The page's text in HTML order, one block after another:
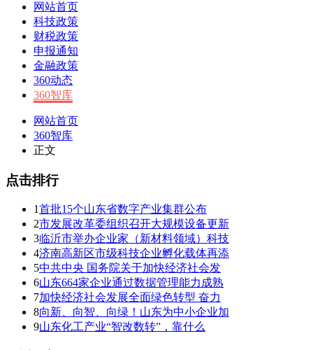
网站首页
科技政策
财税政策
申报通知
金融政策
360动态
360智库
网站首页
360智库
正文
点击排行
1首批15个山东省数字产业集群公布
2市发展改革委组织召开大规模设备更新
3临沂市举办企业家（新材料领域）科技
4济南高新区市级科技企业孵化载体再添
5中共中央 国务院关于加快经济社会发
6山东664家企业通过数据管理能力成熟
7加快经济社会发展全面绿色转型 奋力
8向新、向智、向绿！山东为中小企业加
9山东化工产业“智改数转”，靠什么